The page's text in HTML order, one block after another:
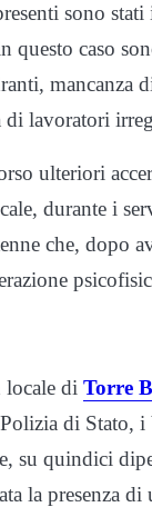
sono
caso
mancanza
di lavoratori
ulteriori
durante i
che, dopo
locale di Torre
di Stato,
su quindici
la presenza